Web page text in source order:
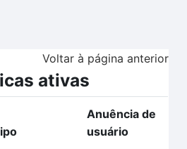
Voltar à página anterior
ativas
Anuência de
usuário